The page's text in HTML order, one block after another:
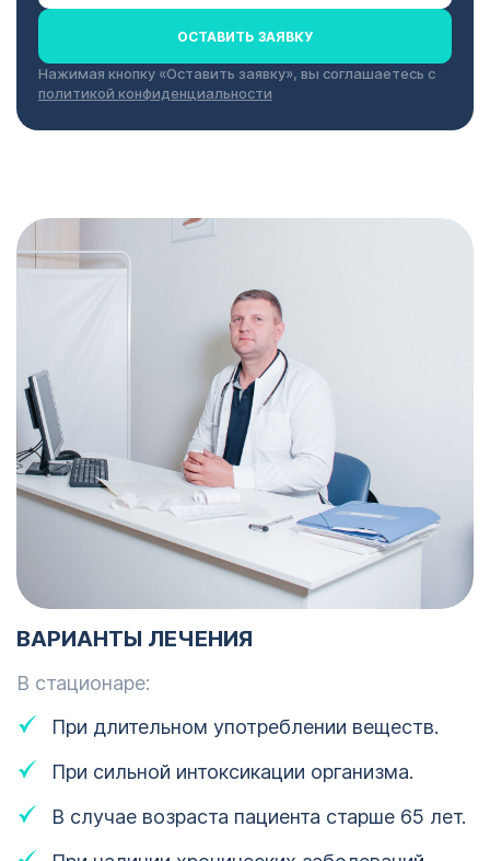
ОСТАВИТЬ ЗАЯВКУ
Нажимая кнопку «Оставить заявку», вы соглашаетесь с
политикой конфиденциальности
ВАРИАНТЫ ЛЕЧЕНИЯ
В стационаре:
При длительном употреблении веществ.
При сильной интоксикации организма.
В случае возраста пациента старше 65 лет.